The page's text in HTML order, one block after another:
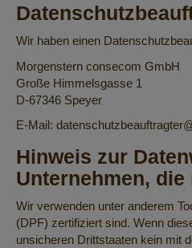
Wir haben einen
Morgenstern consecom GmbH
Große Himmelsgasse 1
D-67346 Speyer
E-Mail:
Hinweis zur
Unternehmen,
Wir verwenden unter anderem
(DPF) zertifiziert sind. Wenn
unsicheren Drittstaaten kein mit